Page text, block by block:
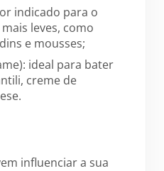
indicado para o
leves, como
e mousses;
ideal para bater
creme de
influenciar a sua